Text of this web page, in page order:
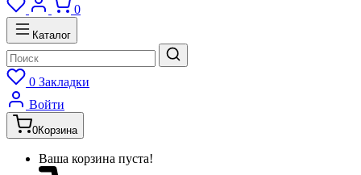
0
Каталог
0 Закладки
Войти
0Корзина
Ваша корзина пуста!